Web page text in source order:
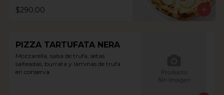
$290.00
PIZZA TARTUFATA NERA
Mozzarella, salsa de trufa, setas
salteadas, burrata y láminas de trufa
en conserva